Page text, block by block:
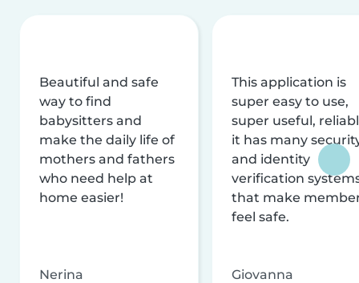
Beautiful and safe
way to find
babysitters and
make the daily life of
mothers and fathers
who need help at
home easier!
Nerina
This application is
super easy to use,
super useful,
it has many
and identity
verification
that make
feel safe.
Giovanna